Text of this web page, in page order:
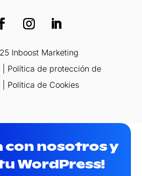
Inboost Marketing
Política de protección de
| Política de Cookies
con nosotros y
WordPress!